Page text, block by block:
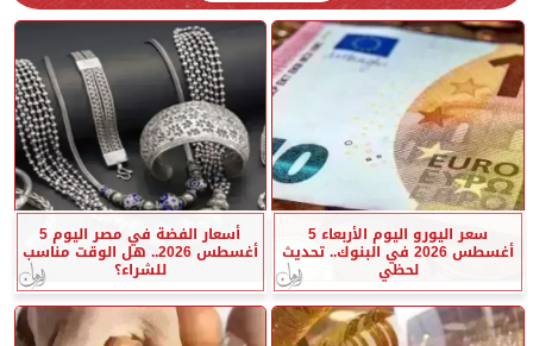
سعر اليورو اليوم الأربعاء 5
أغسطس 2026 في البنوك.. تحديث
لحظي
أسعار الفضة في مصر اليوم 5
أغسطس 2026.. هل الوقت مناسب
للشراء؟